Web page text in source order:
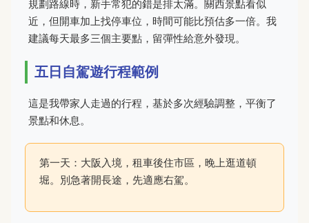
規劃路線時，新手常犯的錯是排太滿。關西景點看似
近，但開車加上找停車位，時間可能比預估多一倍。我
建議每天最多三個主要點，留彈性給意外發現。
五日自駕遊行程範例
這是我帶家人走過的行程，基於多次經驗調整，平衡了
景點和休息。
第一天：大阪入境，租車後住市區，晚上逛道頓
堀。別急著開長途，先適應右駕。